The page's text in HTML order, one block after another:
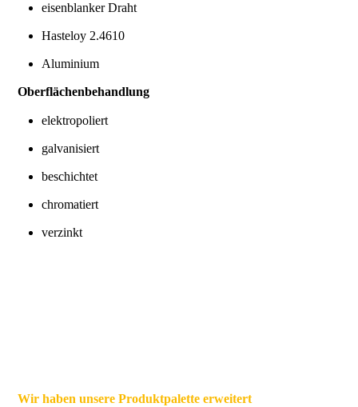
eisenblanker Draht
Hasteloy 2.4610
Aluminium
Oberflächenbehandlung
elektropoliert
galvanisiert
beschichtet
chromatiert
verzinkt
Wir haben unsere Produktpalette erweitert